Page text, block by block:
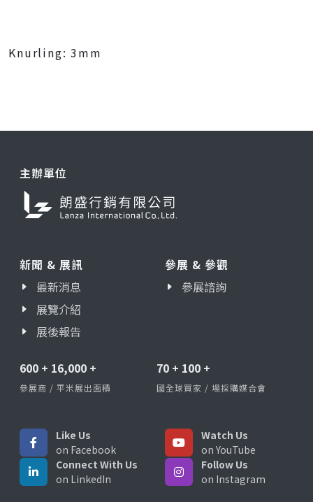
Knurling: 3mm
主辦單位
新聞 & 展訊
最新消息
展覽介紹
展後報告
參展 & 參觀
參展諮詢
600 + 16,000 +
參展商 / 平米展出面積
70 + 100 +
國全球買家 / 場採購媒合會
Like Us
on Facebook
Watch Us
on YouTube
Connect With Us
on LinkedIn
Follow Us
on Instagram